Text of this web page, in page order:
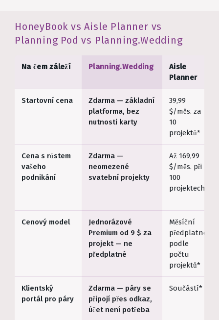
HoneyBook vs Aisle Planner vs
Planning Pod vs Planning.Wedding
Na čem záleží Planning.Wedding
Aisle
Planner
Startovní cena
Zdarma — základní
platforma, bez
nutnosti karty
39,99
$/měs. za
10
projektů*
Cena s růstem
vašeho
podnikání
Zdarma —
neomezené
svatební projekty
Až 169,99
$/měs. při
100
projektech*
Cenový model
Jednorázové
Premium od 9 $ za
projekt — ne
předplatné
Měsíční
předplatné
podle
počtu
projektů*
Klientský
portál pro páry
Zdarma — páry se
připojí přes odkaz,
účet není potřeba
Součástí*